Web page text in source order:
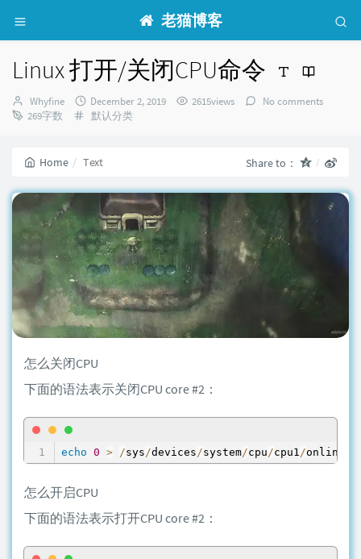
老猫博客
Linux 打开/关闭CPU命令
Author：
Whyfine
发
布
December 2, 2019 2615views
No comments
269字数
Categories：
默认分类
Home Text Share to：
怎么关闭CPU
下面的语法表示关闭CPU core #2：
echo 0 > /sys/devices/system/cpu/cpu1/online
怎么开启CPU
下面的语法表示打开CPU core #2：